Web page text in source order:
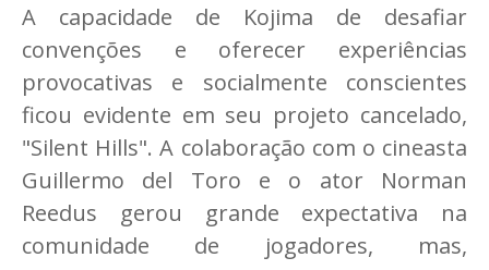
A capacidade de Kojima de desafiar
convenções e oferecer experiências
provocativas e socialmente conscientes
ficou evidente em seu projeto cancelado,
"Silent Hills". A colaboração com o cineasta
Guillermo del Toro e o ator Norman
Reedus gerou grande expectativa na
comunidade de jogadores, mas,